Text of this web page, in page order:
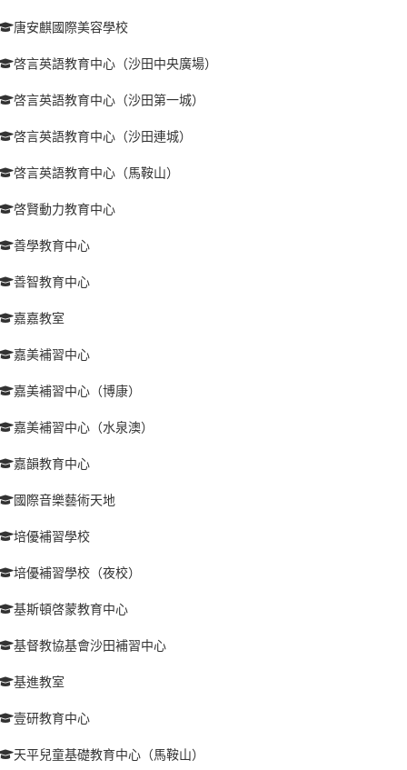
唐安麒國際美容學校
啓言英語教育中心（沙田中央廣場）
啓言英語教育中心（沙田第一城）
啓言英語教育中心（沙田連城）
啓言英語教育中心（馬鞍山）
啓賢動力教育中心
善學教育中心
善智教育中心
嘉嘉教室
嘉美補習中心
嘉美補習中心（博康）
嘉美補習中心（水泉澳）
嘉韻教育中心
國際音樂藝術天地
培優補習學校
培優補習學校（夜校）
基斯頓啓蒙教育中心
基督教協基會沙田補習中心
基進教室
壹研教育中心
天平兒童基礎教育中心（馬鞍山）